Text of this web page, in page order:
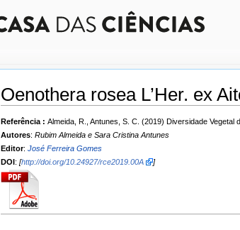
Oenothera rosea L’Her. ex
Ir para:navegação,pesquisa
Referência : Almeida, R., Antunes, S. C. (2019) Diversidade Vegetal
Autores: Rubim Almeida e Sara Cristina Antunes
Editor: José Ferreira Gomes
DOI: [http://doi.org/10.24927/rce2019.00A ]